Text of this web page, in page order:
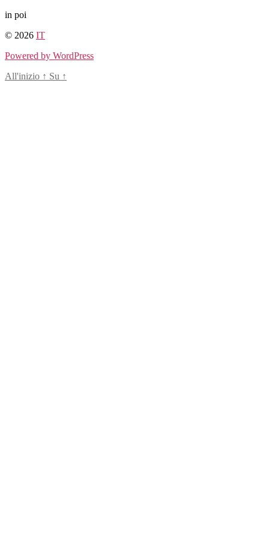
Salta
contenuto
in poi
© 2026 IT
Powered by WordPress
All'inizio ↑ Su ↑